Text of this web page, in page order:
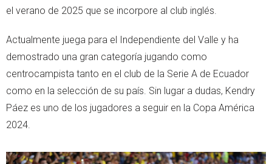
el verano de 2025 que se incorpore al club inglés.
Actualmente juega para el Independiente del Valle y ha
demostrado una gran categoría jugando como
centrocampista tanto en el club de la Serie A de Ecuador
como en la selección de su país. Sin lugar a dudas, Kendry
Páez es uno de los jugadores a seguir en la Copa América
2024.